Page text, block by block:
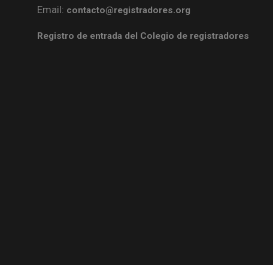
Email: contacto@registradores.org
Registro de entrada del Colegio de registradores